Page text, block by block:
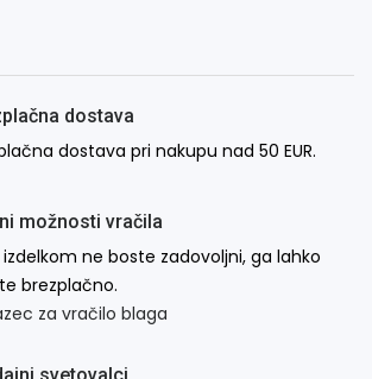
dostava
dostava pri nakupu nad 50 EUR.
možnosti vračila
izdelkom ne boste zadovoljni, ga lahko
brezplačno.
za vračilo blaga